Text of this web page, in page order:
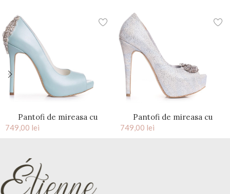
Pantofi de mireasa cu
platforma bleu ciel cu
749,00 lei
Pantofi de mireasa cu
platforma snake print alb
749,00 lei